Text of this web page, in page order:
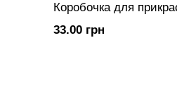
Коробочка для
33.00 грн